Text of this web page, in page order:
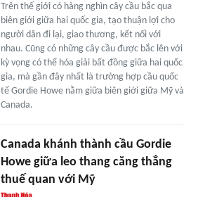
Trên thế giới có hàng nghìn cây cầu bắc qua
biên giới giữa hai quốc gia, tạo thuận lợi cho
người dân đi lại, giao thương, kết nối với
nhau. Cũng có những cây cầu được bắc lên với
kỳ vọng có thể hóa giải bất đồng giữa hai quốc
gia, mà gần đây nhất là trường hợp cầu quốc
tế Gordie Howe nằm giữa biên giới giữa Mỹ và
Canada.
Canada khánh thành cầu Gordie
Howe giữa leo thang căng thẳng
thuế quan với Mỹ